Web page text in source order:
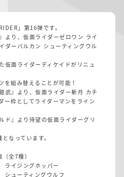
」第16弾です。
より、仮面ライダーゼロワン ライ
ダーバルカン シューティングウル
仮面ライダーディケイドがリニュ
を組み替えることが可能！
武』より、仮面ライダー斬月 カチ
ー枠としてライダーマンをライン
ド』より待望の仮面ライダーグリ
なっています。
全7種）
イジングホッパー
ューティングウルフ